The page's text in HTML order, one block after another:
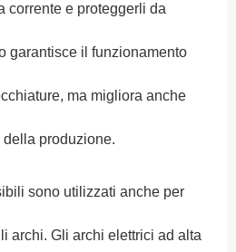
corrente e proteggerli da
garantisce il funzionamento
ma migliora anche
della produzione.
sono utilizzati anche per
archi. Gli archi elettrici ad alta